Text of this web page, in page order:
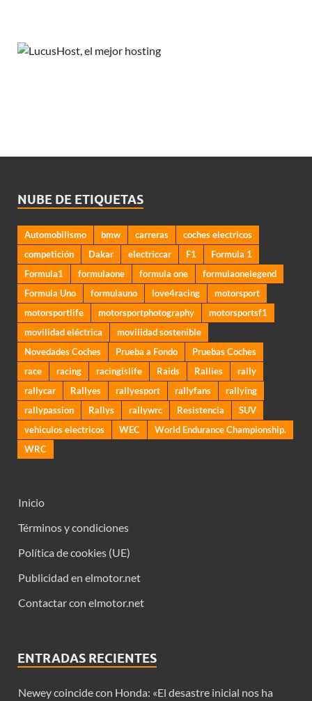
NUBE DE ETIQUETAS
Automobilismo bmw carreras
coches electricos
competición
Dakar electriccar F1
Formula 1
Formula1
formulaone formula one
formulaonelegend
Formula Uno
formulauno love4racing
motorsport
motorsportlife
motorsportphotography
motorsportsf1
movilidad eléctrica
movilidad sostenible
Novedades Coches
Prueba a Fondo
Pruebas Coches
race
racing racingislife Raids Rallies
rally
rallycar
Rallyes rallyesport rallyfans
rallying
rallypassion
Rallys rallywrc Resistencia
SUV
vehiculos electricos
WEC
World Endurance Championship.
WRC
Inicio
Términos y condiciones
Política de cookies (UE)
Publicidad en elmotor.net
Contactar con elmotor.net
ENTRADAS RECIENTES
Newey coincide con Honda: «El desastre inicial nos ha